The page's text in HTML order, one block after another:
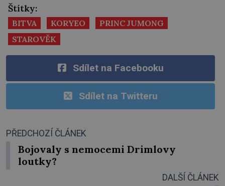
Štítky:
BITVA KORYEO
PRINC JUMONG
STAROVĚK
Sdílet na Facebooku
Sdílet na Twitteru
PŘEDCHOZÍ ČLÁNEK
Bojovaly s nemocemi Drimlovy
loutky?
DALŠÍ ČLÁNEK